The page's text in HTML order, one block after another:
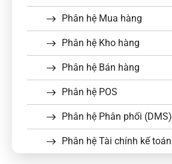
Phân hệ Mua hàng
Phân hệ Kho hàng
Phân hệ Bán hàng
Phân hệ POS
Phân hệ Phân phối (DMS)
Phân hệ Tài chính kế toán